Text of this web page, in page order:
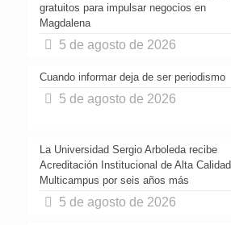
gratuitos para impulsar negocios en
Magdalena
5 de agosto de 2026
Cuando informar deja de ser periodismo
5 de agosto de 2026
La Universidad Sergio Arboleda recibe
Acreditación Institucional de Alta Calidad
Multicampus por seis años más
5 de agosto de 2026